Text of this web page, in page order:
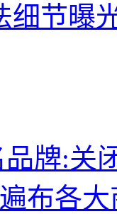
细节
牌:关
布各大